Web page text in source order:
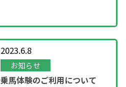
2023.6.8
お知らせ
乗馬体験のご利用について